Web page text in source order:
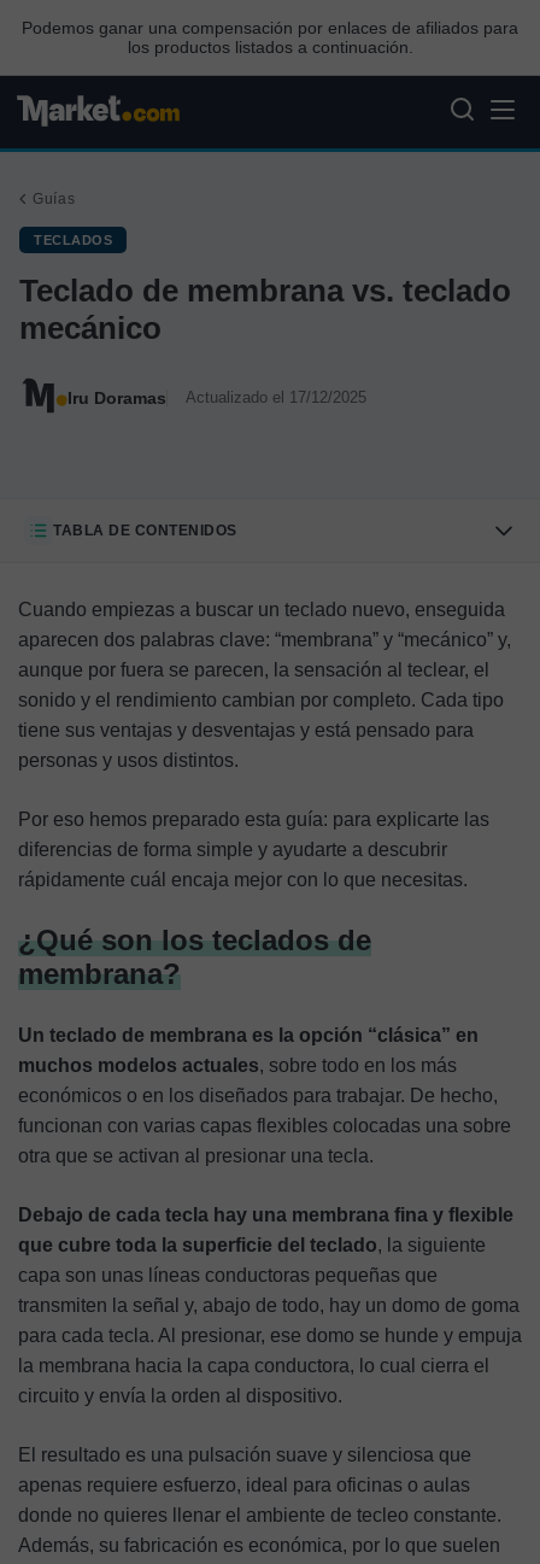
Podemos ganar una compensación por enlaces de afiliados para
los productos listados a continuación.
Guías
TECLADOS
Teclado de membrana vs. teclado
mecánico
Iru Doramas Actualizado el 17/12/2025
TABLA DE CONTENIDOS
¿Qué son los teclados mecánicos?
Análisis comparativo
Ventajas y desventajas
Consejos para elegir el teclado adecuado para ti
Preguntas frecuentes
Cuando empiezas a buscar un teclado nuevo, enseguida
aparecen dos palabras clave: “membrana” y “mecánico” y,
aunque por fuera se parecen, la sensación al teclear, el
sonido y el rendimiento cambian por completo. Cada tipo
tiene sus ventajas y desventajas y está pensado para
personas y usos distintos.
Por eso hemos preparado esta guía: para explicarte las
diferencias de forma simple y ayudarte a descubrir
rápidamente cuál encaja mejor con lo que necesitas.
¿Qué son los teclados de
membrana?
Un teclado de membrana es la opción “clásica” en
muchos modelos actuales, sobre todo en los más
económicos o en los diseñados para trabajar. De hecho,
funcionan con varias capas flexibles colocadas una sobre
otra que se activan al presionar una tecla.
Debajo de cada tecla hay una membrana fina y flexible
que cubre toda la superficie del teclado, la siguiente
capa son unas líneas conductoras pequeñas que
transmiten la señal y, abajo de todo, hay un domo de goma
para cada tecla. Al presionar, ese domo se hunde y empuja
la membrana hacia la capa conductora, lo cual cierra el
circuito y envía la orden al dispositivo.
El resultado es una pulsación suave y silenciosa que
apenas requiere esfuerzo, ideal para oficinas o aulas
donde no quieres llenar el ambiente de tecleo constante.
Además, su fabricación es económica, por lo que suelen